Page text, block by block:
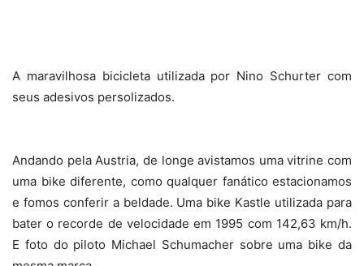
A maravilhosa bicicleta utilizada por Nino Schurter com
seus adesivos persolizados.
Andando pela Austria, de longe avistamos uma vitrine com
uma bike diferente, como qualquer fanático estacionamos
e fomos conferir a beldade. Uma bike Kastle utilizada para
bater o recorde de velocidade em 1995 com 142,63 km/h.
E foto do piloto Michael Schumacher sobre uma bike da